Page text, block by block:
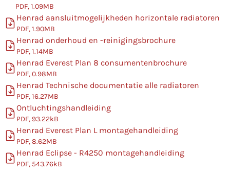
PDF, 1.09MB
Henrad aansluitmogelijkheden horizontale radiatoren
PDF, 1.90MB
Henrad onderhoud en -reinigingsbrochure
PDF, 1.14MB
Henrad Everest Plan 8 consumentenbrochure
PDF, 0.98MB
Henrad Technische documentatie alle radiatoren
PDF, 16.27MB
Ontluchtingshandleiding
PDF, 93.22kB
Henrad Everest Plan L montagehandleiding
PDF, 8.62MB
Henrad Eclipse - R4250 montagehandleiding
PDF, 543.76kB